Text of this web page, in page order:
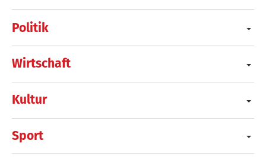
Politik
Wirtschaft
Kultur
Sport